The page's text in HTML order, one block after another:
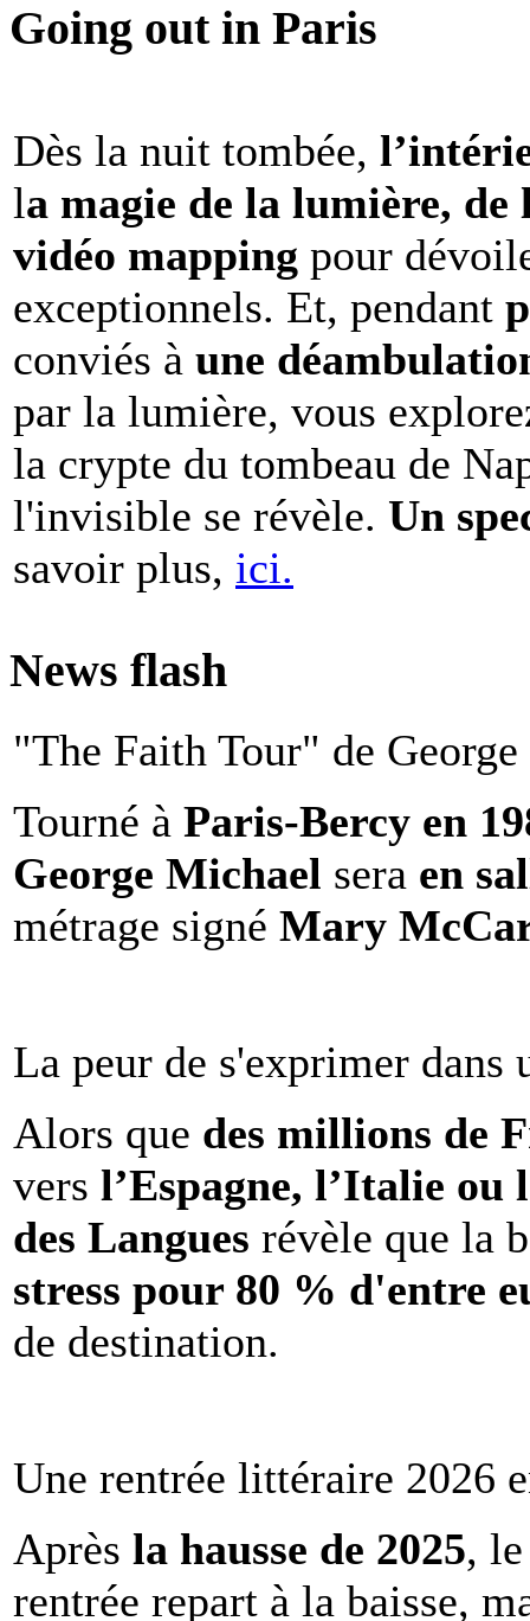
Going out in Paris
Dès la nuit tombée,
la magie de la lumière,
vidéo mapping pour
exceptionnels. Et, pendant
conviés à une
par la lumière, vous
la crypte du tombeau de
l'invisible se révèle. Un
savoir plus, ici.
News flash
"The Faith Tour" de
Tourné à Paris-Bercy en
George Michael sera en
métrage signé Mary
La peur de s'exprimer dans
Alors que des millions de
vers l’Espagne, l’Italie ou
des Langues révèle que la
stress pour 80 % d'entre
de destination.
Une rentrée littéraire 2026
Après la hausse de 2025,
rentrée repart à la baisse,